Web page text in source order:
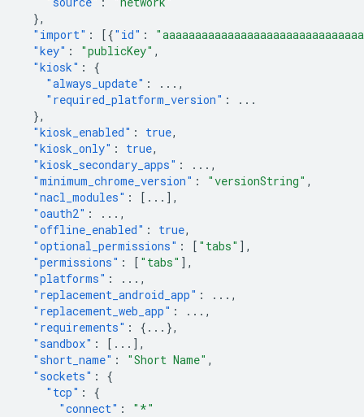
},
"import" : [{"id" :
"key" : "publicKey" ,
"kiosk" :
{
"always_update" : ... ,
"required_platform_version" :
...
},
"kiosk_enabled" : true,
"kiosk_only" : true,
"kiosk_secondary_apps" : ... ,
"minimum_chrome_version" : "versionString" ,
"nacl_modules" : [ ... ],
"oauth2" : ... ,
"offline_enabled" : true,
"optional_permissions" : [ "tabs" ],
"permissions" : [ "tabs" ],
"platforms" : ... ,
"replacement_android_app" : ... ,
"replacement_web_app" : ... ,
"requirements" : { ... },
"sandbox" : [ ... ],
"short_name" : "Short Name" ,
"sockets" :
{
"tcp" :
{
"connect" :
"*"